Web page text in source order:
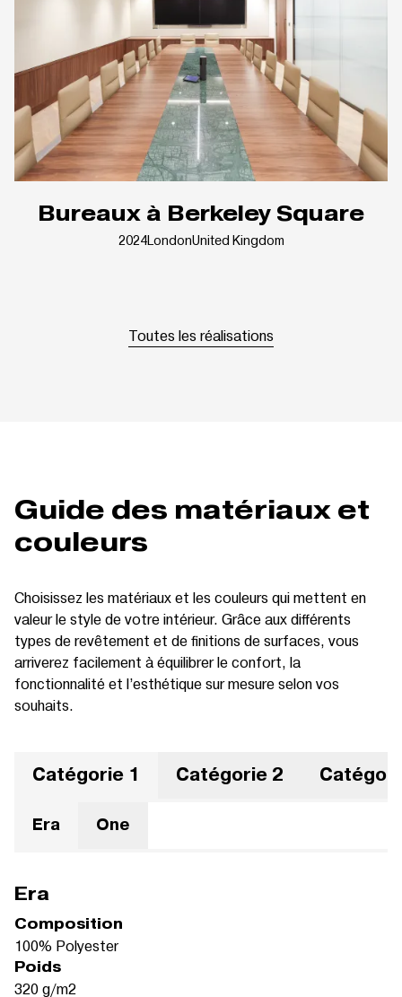
Bureaux à Berkeley Square
2024LondonUnited Kingdom
Toutes les réalisations
Guide des matériaux et
couleurs
Choisissez les matériaux et les couleurs qui mettent en
valeur le style de votre intérieur. Grâce aux différents
types de revêtement et de finitions de surfaces, vous
arriverez facilement à équilibrer le confort, la
fonctionnalité et l’esthétique sur mesure selon vos
souhaits.
Catégorie 1 Catégorie 2
Era One
Era
Composition
100% Polyester
Poids
320 g/m2